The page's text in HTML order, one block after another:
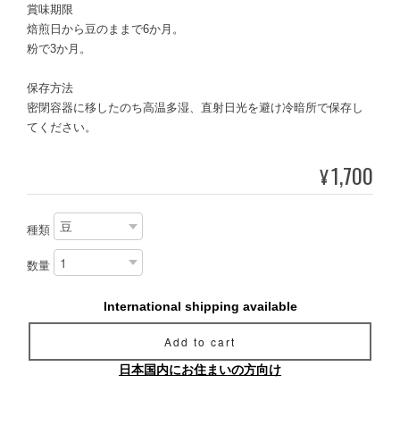
賞味期限
焙煎日から豆のままで6か月。
粉で3か月。
保存方法
密閉容器に移したのち高温多湿、直射日光を避け冷暗所で保存し
てください。
¥1,700
種類
数量
International shipping available
Add to cart
日本国内にお住まいの方向け